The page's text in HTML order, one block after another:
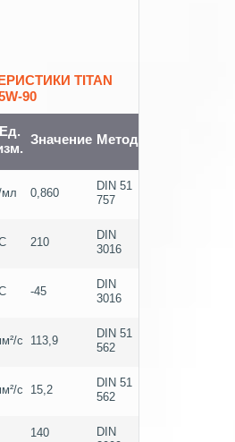
TITAN
90
Ед.
Значение Метод
мл 0,860
DIN 51
757
210
DIN
3016
-45
DIN
3016
с 113,9
DIN 51
562
с 15,2
DIN 51
562
140
DIN